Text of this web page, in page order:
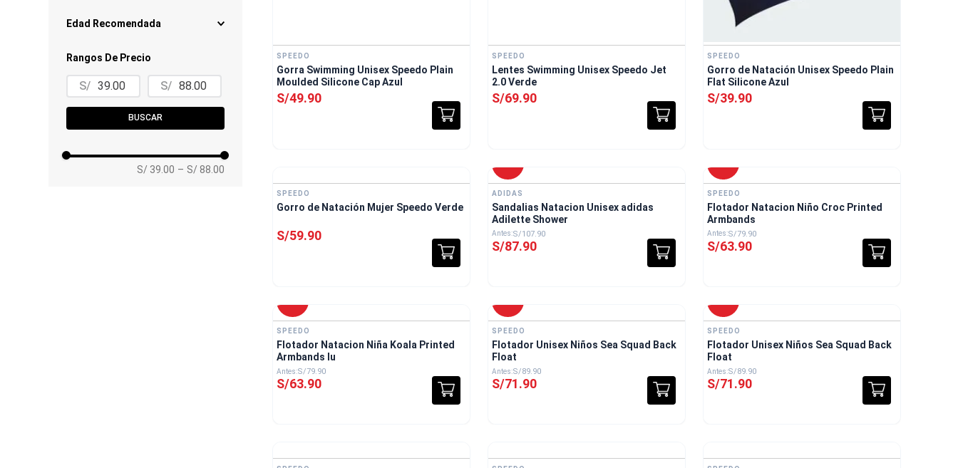
Verde
Gris
Rosado
Edad Recomendada
Junior
Rangos De Precio
S/ S/
BUSCAR
S/ 39.00 – S/ 88.00
SPEEDO
Gorra Swimming Unisex Speedo Plain
Moulded Silicone Cap Azul
S/49.90
SPEEDO
Lentes Swimming Unisex Speedo Jet
2.0 Verde
S/69.90
SPEEDO
Gorro de Natación Unisex Speedo Plain
Flat Silicone Azul
S/39.90
SPEEDO
Gorro de Natación Mujer Speedo Verde
S/59.90
ADIDAS
Sandalias Natacion Unisex adidas
Adilette Shower
S/107.90
S/87.90
SPEEDO
Flotador Natacion Niño Croc Printed
Armbands
S/79.90
S/63.90
SPEEDO
Flotador Natacion Niña Koala Printed
Armbands Iu
S/79.90
S/63.90
SPEEDO
Flotador Unisex Niños Sea Squad Back
Float
S/89.90
S/71.90
SPEEDO
Flotador Unisex Niños Sea Squad Back
Float
S/89.90
S/71.90